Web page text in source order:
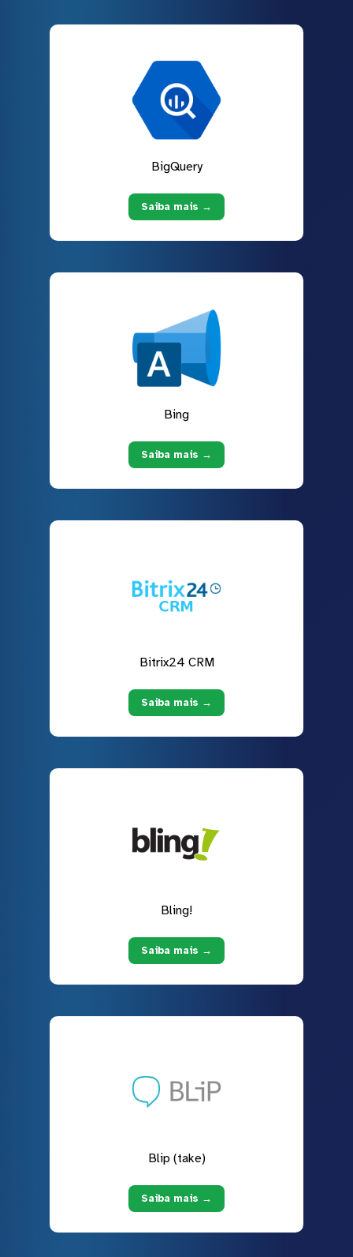
BigQuery
Saiba mais →
Bing
Saiba mais →
Bitrix24 CRM
Saiba mais →
Bling!
Saiba mais →
Blip (take)
Saiba mais →